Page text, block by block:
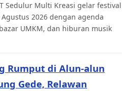
Sedulur Multi Kreasi gelar festival
2026 dengan agenda
UMKM, dan hiburan musik
Rumput di Alun-alun
Gede, Relawan